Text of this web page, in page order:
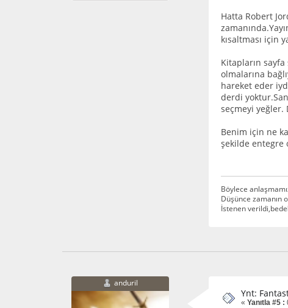
Hatta Robert
kısaltması için
Kitapların
olmalarına
hareket eder
derdi
seçmeyi yeğler.
Benim için ne
şekilde entegre
Böylece
Düşünce zamanın
İstenen
anduril
Ynt:
« Yanıtla #5 :